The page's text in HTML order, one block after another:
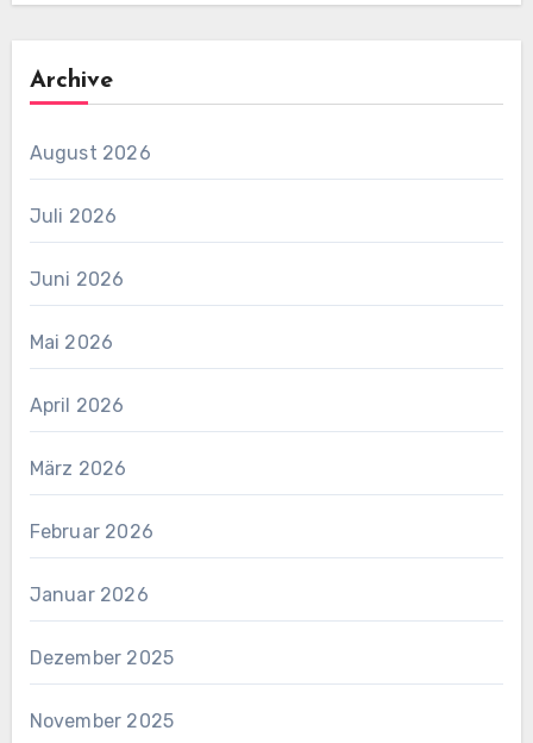
Archive
August 2026
Juli 2026
Juni 2026
Mai 2026
April 2026
März 2026
Februar 2026
Januar 2026
Dezember 2025
November 2025